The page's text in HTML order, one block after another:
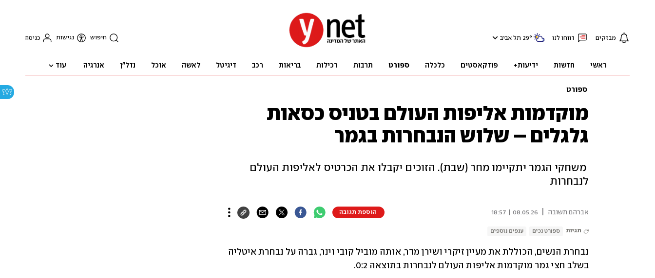
מבזקים דווחו לנו 29° תל אביב חיפוש נגישות כניסה
ראשי חדשות ידיעות+ פודקאסטים כלכלה ספורט תרבות רכילות בריאות רכב דיגיטל לאשה אוכל נדל"ן אנרגיה עוד
ספורט
מוקדמות אליפות העולם בטניס כסאות
גלגלים – שלוש הנבחרות בגמר
משחקי הגמר יתקיימו מחר (שבת). הזוכים יקבלו את הכרטיס לאליפות העולם
לנבחרות
אברהם תשובה 08.05.26 | 18:57 הוספת תגובה
תגיות ספורט נכים ענפים נוספים
בשלב חצי גמר מוקדמות אליפות העולם לנבחרות בתוצאה 0:2.